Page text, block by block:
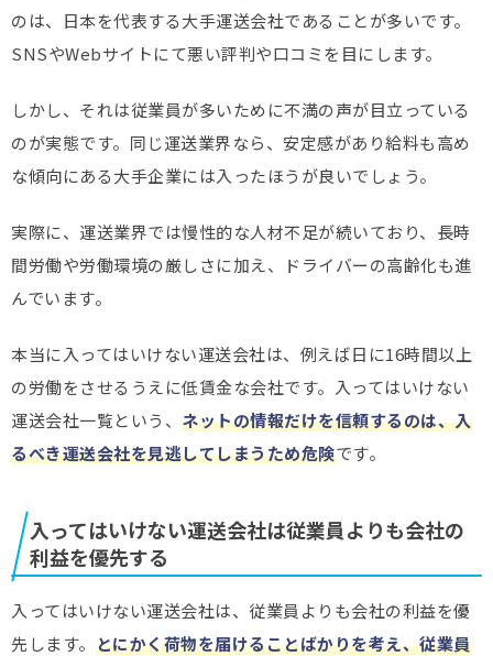
のは、日本を代表する大手運送会社であることが多いです。
SNSやWebサイトにて悪い評判や口コミを目にします。
しかし、それは従業員が多いために不満の声が目立っている
のが実態です。同じ運送業界なら、安定感があり給料も高め
な傾向にある大手企業には入ったほうが良いでしょう。
実際に、運送業界では慢性的な人材不足が続いており、長時
間労働や労働環境の厳しさに加え、ドライバーの高齢化も進
んでいます。
本当に入ってはいけない運送会社は、例えば日に16時間以上
の労働をさせるうえに低賃金な会社です。入ってはいけない
運送会社一覧という、 ネットの情報だけを信頼するのは、入
るべき運送会社を見逃してしまうため危険です。
入ってはいけない運送会社は従業員よりも会社の
利益を優先する
入ってはいけない運送会社は、従業員よりも会社の利益を優
先します。 とにかく荷物を届けることばかりを考え、従業員